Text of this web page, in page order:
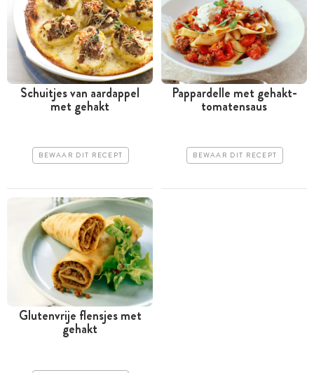
Schuitjes van aardappel
met gehakt
BEWAAR DIT RECEPT
Pappardelle met gehakt-
tomatensaus
BEWAAR DIT RECEPT
Glutenvrije flensjes met
gehakt